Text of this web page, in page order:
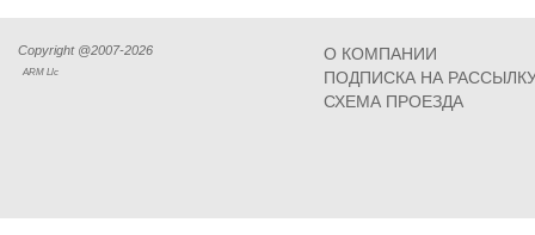
Copyright @2007-2026
ARM Llc
О КОМПАНИИ
ПОДПИСКА НА
СХЕМА ПРОЕЗДА